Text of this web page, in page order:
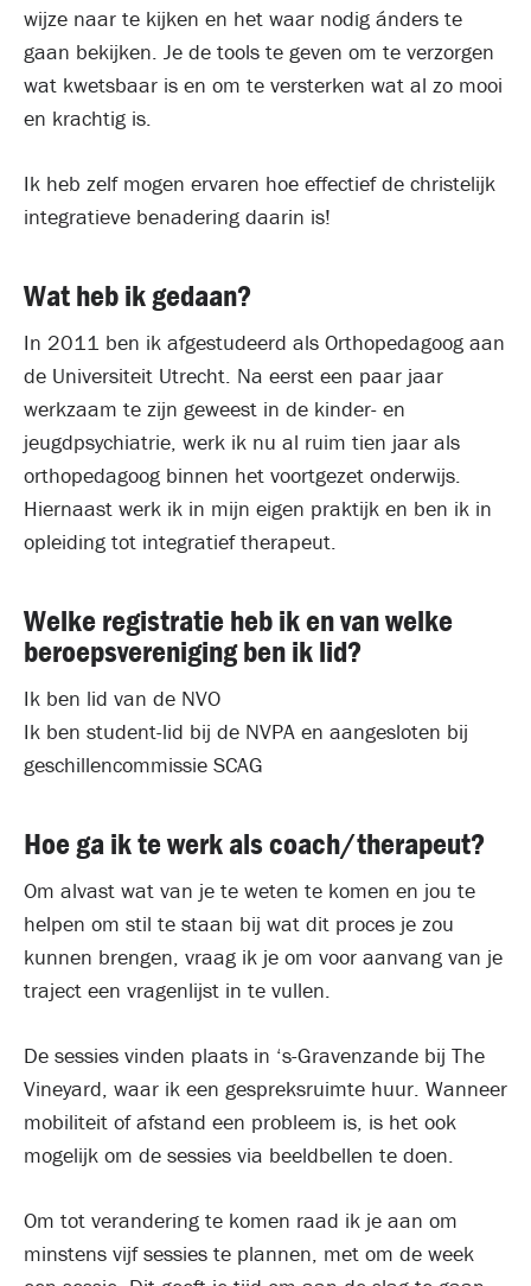
wijze naar te kijken en het waar nodig ánders te
gaan bekijken. Je de tools te geven om te verzorgen
wat kwetsbaar is en om te versterken wat al zo mooi
en krachtig is.
Ik heb zelf mogen ervaren hoe effectief de christelijk
integratieve benadering daarin is!
Wat heb ik gedaan?
In 2011 ben ik afgestudeerd als Orthopedagoog aan
de Universiteit Utrecht. Na eerst een paar jaar
werkzaam te zijn geweest in de kinder- en
jeugdpsychiatrie, werk ik nu al ruim tien jaar als
orthopedagoog binnen het voortgezet onderwijs.
Hiernaast werk ik in mijn eigen praktijk en ben ik in
opleiding tot integratief therapeut.
Welke registratie heb ik en van welke
beroepsvereniging ben ik lid?
Ik ben lid van de NVO
Ik ben student-lid bij de NVPA en aangesloten bij
geschillencommissie SCAG
Hoe ga ik te werk als coach/therapeut?
Om alvast wat van je te weten te komen en jou te
helpen om stil te staan bij wat dit proces je zou
kunnen brengen, vraag ik je om voor aanvang van je
traject een vragenlijst in te vullen.
De sessies vinden plaats in ‘s-Gravenzande bij The
Vineyard, waar ik een gespreksruimte huur. Wanneer
mobiliteit of afstand een probleem is, is het ook
mogelijk om de sessies via beeldbellen te doen.
Om tot verandering te komen raad ik je aan om
minstens vijf sessies te plannen, met om de week